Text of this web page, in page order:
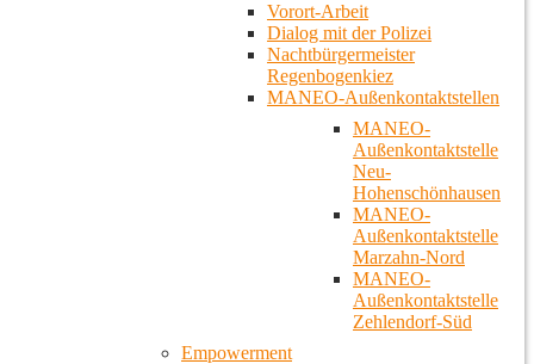
Vorort-Arbeit
Dialog mit der Polizei
Nachtbürgermeister
Regenbogenkiez
MANEO-Außenkontaktstellen
MANEO-
Außenkontaktstelle
Neu-
Hohenschönhausen
MANEO-
Außenkontaktstelle
Marzahn-Nord
MANEO-
Außenkontaktstelle
Zehlendorf-Süd
Empowerment